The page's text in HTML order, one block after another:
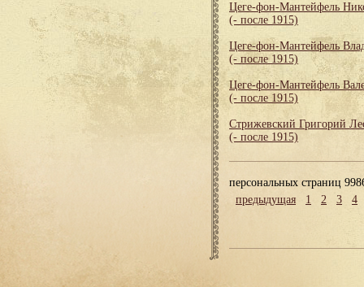
Цеге-фон-Мантейфель
(- после 1915)
Цеге-фон-Мантейфель
(- после 1915)
Цеге-фон-Мантейфель
(- после 1915)
Стрижевский Григорий
(- после 1915)
персональных страниц
предыдущая
1 2 3 4